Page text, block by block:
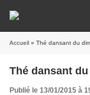
Accueil » Thé dansant du
Thé dansant
Publié le 13/01/2015 à